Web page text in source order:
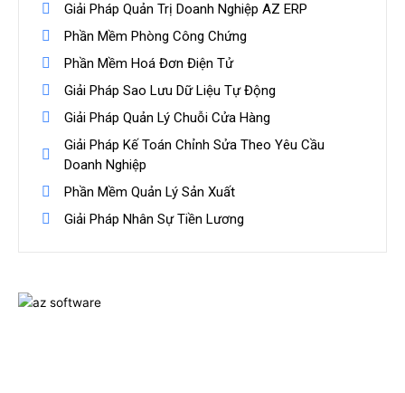
Giải Pháp Quản Trị Doanh Nghiệp AZ ERP
Phần Mềm Phòng Công Chứng
Phần Mềm Hoá Đơn Điện Tử
Giải Pháp Sao Lưu Dữ Liệu Tự Động
Giải Pháp Quản Lý Chuỗi Cửa Hàng
Giải Pháp Kế Toán Chỉnh Sửa Theo Yêu Cầu
Doanh Nghiệp
Phần Mềm Quản Lý Sản Xuất
Giải Pháp Nhân Sự Tiền Lương